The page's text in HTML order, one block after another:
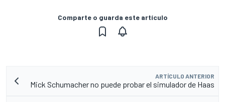
Comparte o guarda este artículo
ARTÍCULO ANTERIOR
Mick Schumacher no puede probar el simulador de Haas